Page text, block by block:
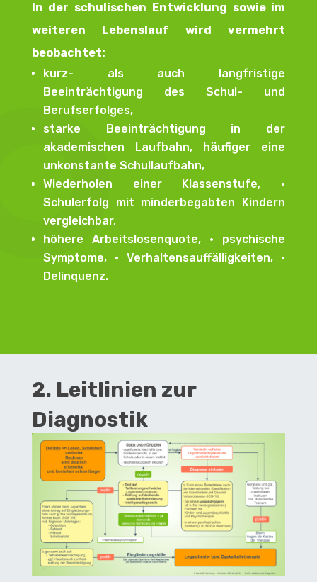
In der schulischen Entwicklung sowie im
weiteren Lebenslauf wird vermehrt
beobachtet:
kurz- als auch langfristige
Beeinträchtigung des Schul- und
Berufserfolges,
starke Beeinträchtigung in der
akademischen Laufbahn, häufiger eine
unkonstante Schullaufbahn,
Wiederholen einer Klassenstufe, •
Schulerfolg mit minderbegabten Kindern
vergleichbar,
höhere Arbeitslosenquote, • psychische
Symptome, • Verhaltensauffälligkeiten, •
Delinquenz.
2. Leitlinien zur
Diagnostik